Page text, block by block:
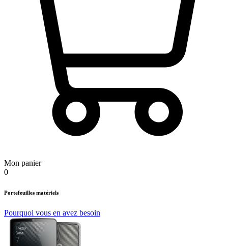
Mon panier
0
Portefeuilles matériels
Pourquoi vous en avez besoin